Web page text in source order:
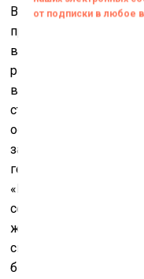
В искусстве
протяжении всех лет
внутреннего покоя и
разделами «Урок
выставка в Русском
страдания, жесткости
объединенными
заканчивается.
герои Россина, его
«Крошечка-старушка»
сердце». Всё
жизнь и судьба ‒ его
смыслах слова: из
богом им было